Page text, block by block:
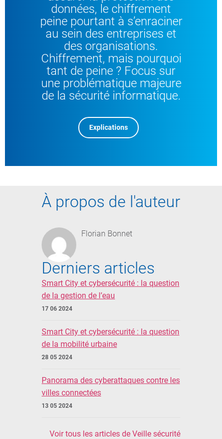
données, le chiffrement
peine pourtant à s’enraciner
au sein des entreprises et
des organisations.
Chiffrement, mais pourquoi
tant de peine ? Focus sur
une problématique majeure
de la sécurité informatique.
Explications
À propos de l'auteur
Florian Bonnet
Derniers articles
Smart City et cybersécurité : la question
de la gestion de l’eau
17 06 2024
Smart City et cybersécurité : la question
de la mobilité urbaine
28 05 2024
Panorama des cyberattaques contre les
villes connectées
13 05 2024
Voir tous les articles de Veille sécurité